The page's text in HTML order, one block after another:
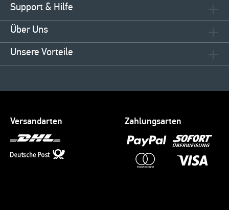
Support & Hilfe
Über Uns
Unsere Vorteile
Versandarten Zahlungsarten